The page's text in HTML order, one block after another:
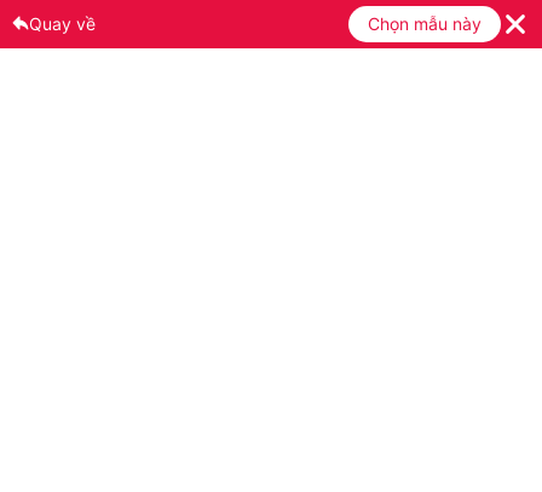
Quay về Chọn mẫu này